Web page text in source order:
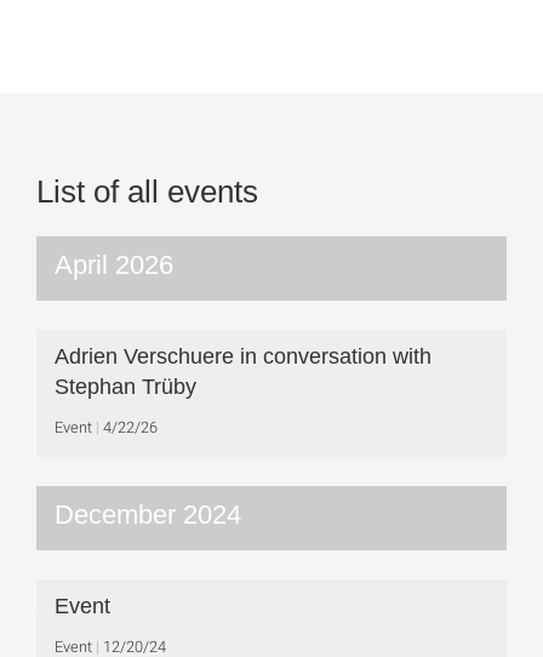
List of all events
April 2026
Adrien Verschuere in conversation with
Stephan Trüby
Event 4/22/26
December 2024
Event
Event 12/20/24